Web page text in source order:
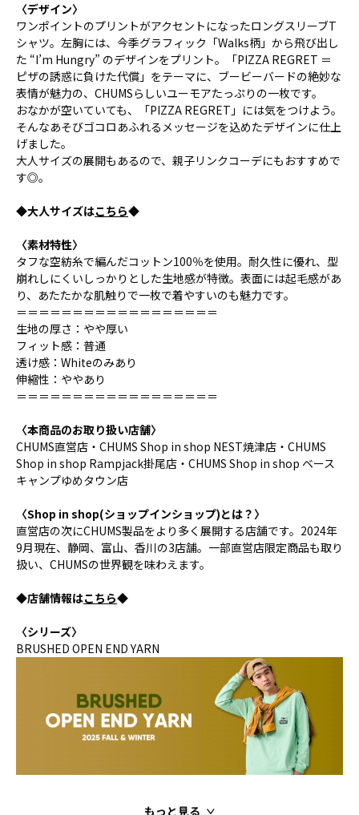
〈デザイン〉
ワンポイントのプリントがアクセントになったロングスリーブT
シャツ。左胸には、今季グラフィック「Walks柄」から飛び出し
た “I’m Hungry” のデザインをプリント。「PIZZA REGRET ＝
ピザの誘惑に負けた代償」をテーマに、ブービーバードの絶妙な
表情が魅力の、CHUMSらしいユーモアたっぷりの一枚です。
おなかが空いていても、「PIZZA REGRET」には気をつけよう。
そんなあそびゴコロあふれるメッセージを込めたデザインに仕上
げました。
大人サイズの展開もあるので、親子リンクコーデにもおすすめで
す◎。
◆大人サイズはこちら◆
〈素材特性〉
タフな空紡糸で編んだコットン100％を使用。耐久性に優れ、型
崩れしにくいしっかりとした生地感が特徴。表面には起毛感があ
り、あたたかな肌触りで一枚で着やすいのも魅力です。
＝＝＝＝＝＝＝＝＝＝＝＝＝＝＝＝＝＝
生地の厚さ：やや厚い
フィット感：普通
透け感：Whiteのみあり
伸縮性：ややあり
＝＝＝＝＝＝＝＝＝＝＝＝＝＝＝＝＝＝
〈本商品のお取り扱い店舗〉
CHUMS直営店・CHUMS Shop in shop NEST焼津店・CHUMS
Shop in shop Rampjack掛尾店・CHUMS Shop in shop ベース
キャンプゆめタウン店
〈Shop in shop(ショップインショップ)とは？〉
直営店の次にCHUMS製品をより多く展開する店舗です。2024年
9月現在、静岡、富山、香川の3店舗。一部直営店限定商品も取り
扱い、CHUMSの世界観を味わえます。
◆店舗情報はこちら◆
〈シリーズ〉
BRUSHED OPEN END YARN
もっと見る